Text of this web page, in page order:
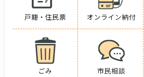
戸籍・住民票 オンライン納付
ごみ 市民相談